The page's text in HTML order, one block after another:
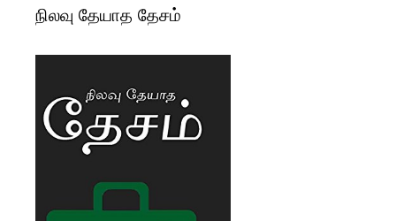
நிலவு தேயாத தேசம்